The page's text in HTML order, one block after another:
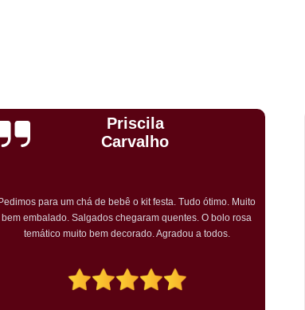
Kit Completo de Festa Pq Bristol
Kit Completo Festa Sacomã
Kit Festa
Kit Festa Infantil Completo
Mini Pastel de Festa Heliópolis
Cristiane Dramali de
Oliveira
encomendei para o aniversário da minha mãe! Todos os
convidados gostaram muito! O preço também foi excelente e
tornarei a encomendar!